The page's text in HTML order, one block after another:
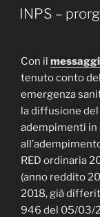
IL
INPS –
Con il
tenuto conto
emergenza
la diffusione del
adempimenti in
RED ordinaria
(anno reddito
2018, già
946 del 05/03/